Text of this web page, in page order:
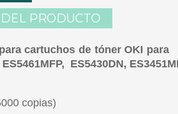
PRODUCTO
cartuchos de tóner OKI para
ES5430DN,
copias)